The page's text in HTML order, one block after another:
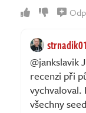
strnadik01
@jankslavik
recenzi při
vychvaloval.
všechny